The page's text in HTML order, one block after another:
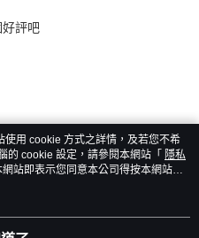
評吧
用 cookie 方式之詳情，及若您不希
的 cookie 設定，請參閱本網站「 隱私
站即表示您同意本公司得按本網站使